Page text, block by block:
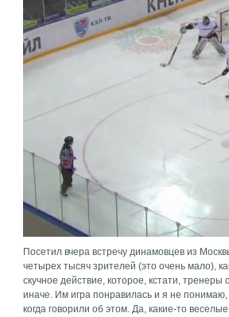
Посетил вчера встречу динамовцев из
четырех тысяч зрителей (это очень мало),
скучное действие, которое, кстати,
иначе. Им игра понравилась и я не понимаю,
когда говорили об этом. Да, какие-то